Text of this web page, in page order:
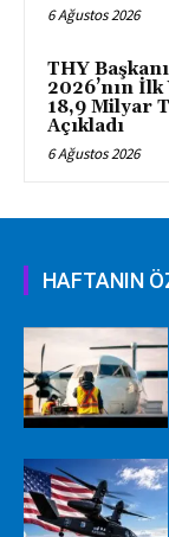
6 Ağustos 2026
THY
2026’nın İlk
18,9 Milyar
Açıkladı
6 Ağustos 2026
HAFTANIN